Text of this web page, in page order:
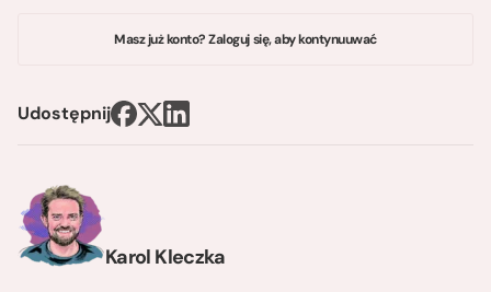
Karol Kleczka
Masz już konto? Zaloguj się, aby kontynuuwać
Udostępnij